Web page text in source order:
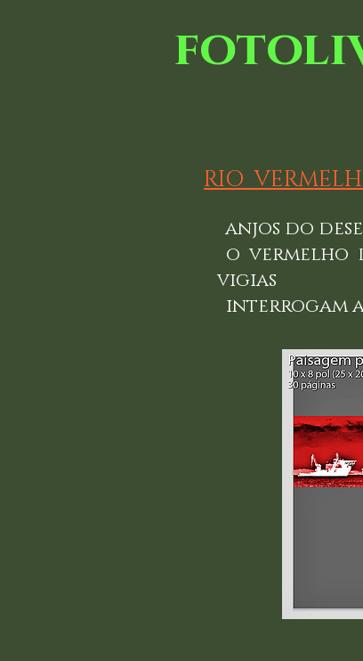
RIO
anjos do
o
vigias
interrogam